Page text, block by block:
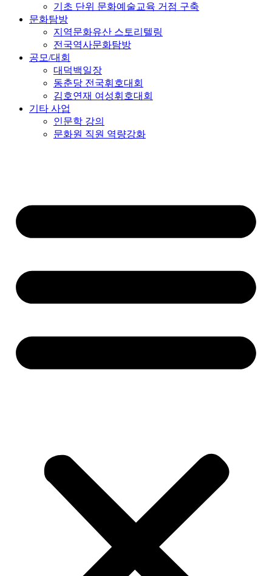
기초 단위 문화예술교육 거점 구축
문화탐방
지역문화유산 스토리텔링
전국역사문화탐방
공모/대회
대덕백일장
동춘당 전국휘호대회
김호연재 여성휘호대회
기타 사업
인문학 강의
문화원 직원 역량강화